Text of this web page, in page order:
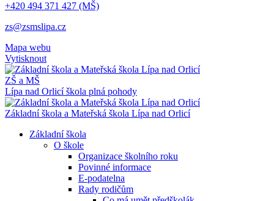
+420 494 371 427 (MŠ)
zs@zsmslipa.cz
Mapa webu
Vytisknout
ZŠ a MŠ
Lípa nad Orlicíškola plná pohody
Základní škola a Mateřská škola Lípa nad Orlicí
Základní škola
O škole
Organizace školního roku
Povinné informace
E-podatelna
Rady rodičům